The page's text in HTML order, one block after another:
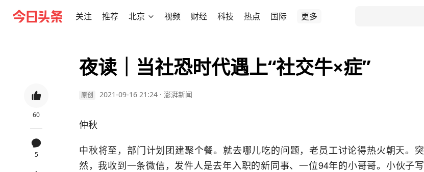
关注 推荐 北京 视频 财经 科技 热点 国际 更多
60
5
夜读｜当社恐时代遇上“社交牛×症”
原创 2021-09-16 21:24 · 澎湃新闻
仲秋
中秋将至，部门计划团建聚个餐。就去哪儿吃的问题，老员工讨论得热火朝天。突
然，我收到一条微信，发件人是去年入职的新同事、一位94年的小哥哥。小伙子写